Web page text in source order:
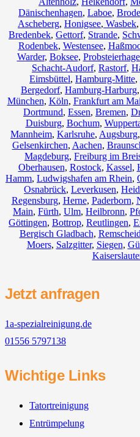
Dänischenhagen, Laboe,
Ascheberg, Honigsee, Wasbek,
Bredenbek, Gettorf, Strande,
Rodenbek, Westensee,
Warder, Boksee,
Schacht-Audorf, Rastorf,
Eimsbüttel, Hamburg-Mitte,
Bergedorf, Hamburg-Harburg,
München, Köln, Frankfurt am
Dortmund, Essen, Bremen,
Duisburg, Bochum,
Mannheim, Karlsruhe, Augsburg,
Gelsenkirchen, Aachen,
Magdeburg, Freiburg im
Oberhausen, Rostock, Kassel,
Hamm, Ludwigshafen am Rhein,
Osnabrück, Leverkusen,
Regensburg, Herne, Paderborn,
Main, Fürth, Ulm, Heilbronn,
Göttingen, Bottrop, Reutlingen,
Bergisch Gladbach,
Moers, Salzgitter, Siegen,
Jetzt anfragen
1a-spezialreinigung.de
01556 5797138
Wichtige Links
Tatortreinigung
Entrümpelung